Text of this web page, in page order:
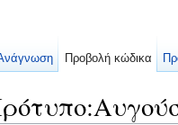
Προβολή κώδικα